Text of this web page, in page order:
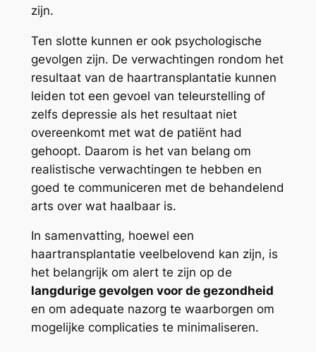
zijn.
Ten slotte kunnen er ook psychologische
gevolgen zijn. De verwachtingen rondom het
resultaat van de haartransplantatie kunnen
leiden tot een gevoel van teleurstelling of
zelfs depressie als het resultaat niet
overeenkomt met wat de patiënt had
gehoopt. Daarom is het van belang om
realistische verwachtingen te hebben en
goed te communiceren met de behandelend
arts over wat haalbaar is.
In samenvatting, hoewel een
haartransplantatie veelbelovend kan zijn, is
het belangrijk om alert te zijn op de
langdurige gevolgen voor de gezondheid
en om adequate nazorg te waarborgen om
mogelijke complicaties te minimaliseren.